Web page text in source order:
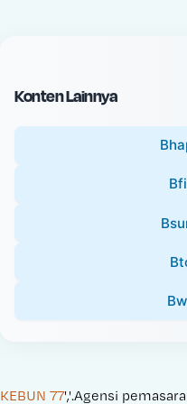
c
e
Konten Lainnya
KEBUN 77','.Agensi